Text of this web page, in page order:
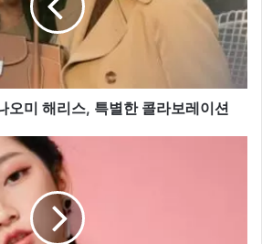
오미 해리스, 특별한 콜라보레이션